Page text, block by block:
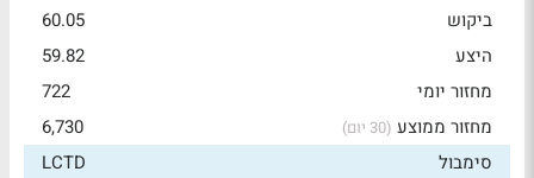
ביקוש
60.05
היצע
59.82
מחזור יומי
722
מחזור ממוצע (30 יום)
6,730
סימבול
LCTD